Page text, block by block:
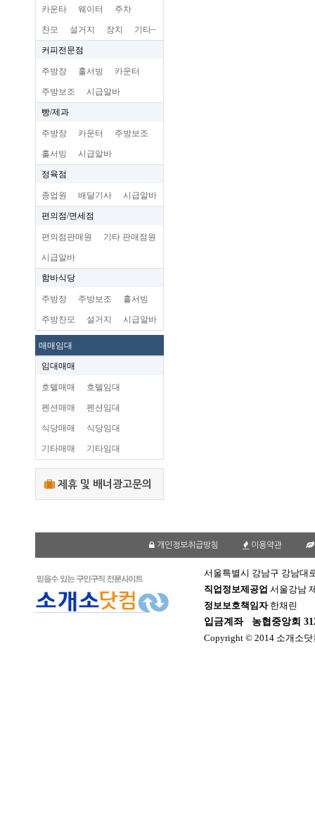
카운타 웨이터 주차
찬모 설거지 장치 기타~
커피전문점
주방장 홀서빙 카운터
주방보조 시급알바
빵/제과
주방장 카운터 주방보조
홀서빙 시급알바
정육점
종업원 배달기사 시급알바
편의점/면세점
편의점판매원 기타 판매점원
시급알바
함바식당
주방장 주방보조 홀서빙
주방찬모 설거지 시급알바
매매임대
임대매매
호텔매매 호텔임대
펜션매매 펜션임대
식당매매 식당임대
기타매매 기타임대
제휴 및 배너광고문의
개인정보취급방침 이용약관
서울특별시 강남구 강남대
직업정보제공업 서울강남
정보보호책임자한채린
입금계좌
농협중앙회
Copyright © 2014 소개소닷